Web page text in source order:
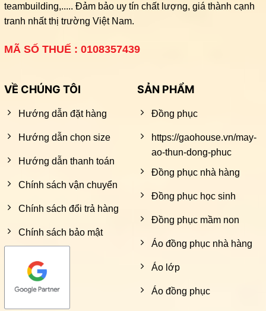
teambuilding,..... Đảm bảo uy tín chất lượng, giá thành cạnh
tranh nhất thị trường Việt Nam.
MÃ SỐ THUẾ : 0108357439
VỀ CHÚNG TÔI
Hướng dẫn đặt hàng
Hướng dẫn chọn size
Hướng dẫn thanh toán
Chính sách vận chuyển
Chính sách đổi trả hàng
Chính sách bảo mật
SẢN PHẨM
Đồng phục
https://gaohouse.vn/may-
ao-thun-dong-phuc
Đồng phục nhà hàng
Đồng phục học sinh
Đồng phục mầm non
Áo đồng phục nhà hàng
Áo lớp
Áo đồng phục